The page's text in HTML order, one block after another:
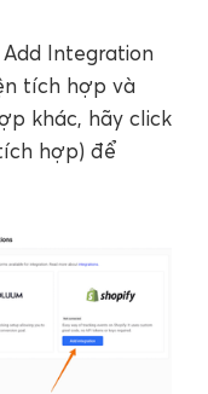
Integration
tích hợp và
khác, hãy click
hợp) để